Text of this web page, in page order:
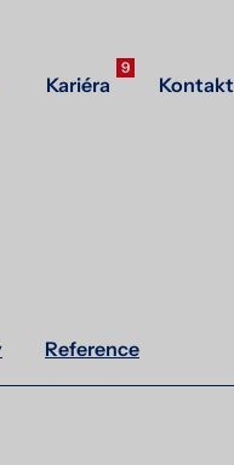
9
Kariéra Kontakt
Reference